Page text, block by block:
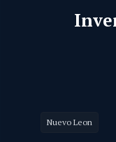
Nuevo Leon